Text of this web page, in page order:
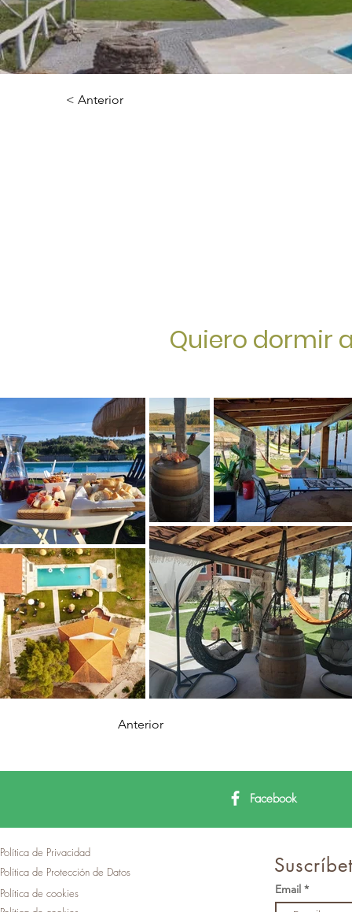
< Anterior
Quiero dormir
Anterior
Facebook
Política de Privacidad
Política de Protección de Datos
Política de cookies
Email